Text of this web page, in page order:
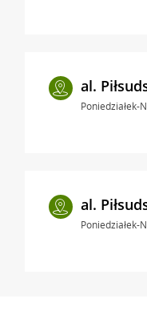
al.
Poniedziałek-
al.
Poniedziałek-